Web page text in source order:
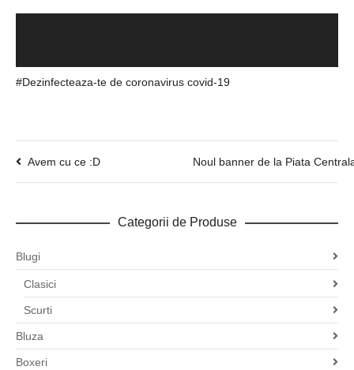
#Dezinfecteaza-te de coronavirus covid-19
Avem cu ce :D Noul banner de la Piata
Categorii de Produse
Blugi
Clasici
Scurti
Bluza
Boxeri